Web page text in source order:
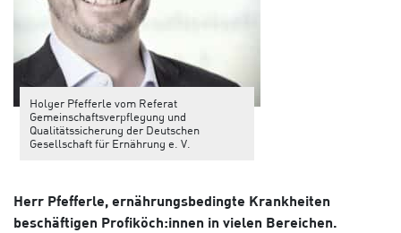
Holger Pfefferle vom Referat
Gemeinschaftsverpflegung und
Qualitätssicherung der Deutschen
Gesellschaft für Ernährung e. V.
Herr Pfefferle, ernährungsbedingte Krankheiten
beschäftigen Profiköch:innen in vielen Bereichen.